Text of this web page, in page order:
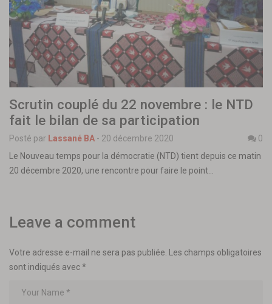
Scrutin couplé du 22 novembre : le NTD
fait le bilan de sa participation
Posté par Lassané BA - 20 décembre 2020
0
Le Nouveau temps pour la démocratie (NTD) tient depuis ce matin
20 décembre 2020, une rencontre pour faire le point…
Leave a comment
Votre adresse e-mail ne sera pas publiée.
Les champs obligatoires
sont indiqués avec*